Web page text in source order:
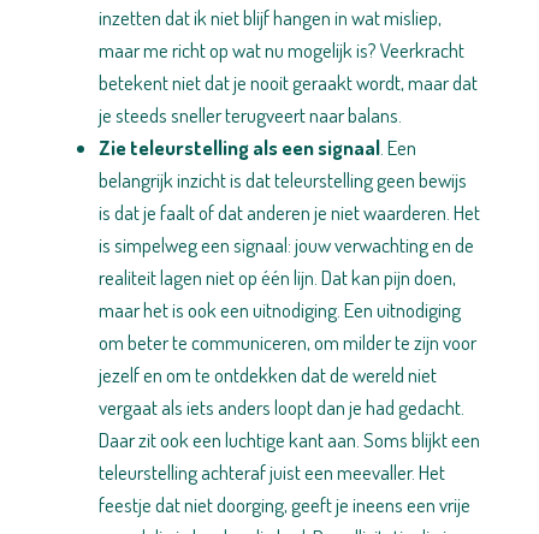
inzetten dat ik niet blijf hangen in wat misliep,
maar me richt op wat nu mogelijk is? Veerkracht
betekent niet dat je nooit geraakt wordt, maar dat
je steeds sneller terugveert naar balans.
Zie teleurstelling als een signaal . Een
belangrijk inzicht is dat teleurstelling geen bewijs
is dat je faalt of dat anderen je niet waarderen. Het
is simpelweg een signaal: jouw verwachting en de
realiteit lagen niet op één lijn. Dat kan pijn doen,
maar het is ook een uitnodiging. Een uitnodiging
om beter te communiceren, om milder te zijn voor
jezelf en om te ontdekken dat de wereld niet
vergaat als iets anders loopt dan je had gedacht.
Daar zit ook een luchtige kant aan. Soms blijkt een
teleurstelling achteraf juist een meevaller. Het
feestje dat niet doorging, geeft je ineens een vrije